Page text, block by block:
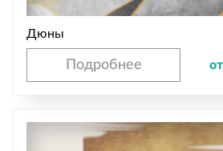
Дюны
Подробнее